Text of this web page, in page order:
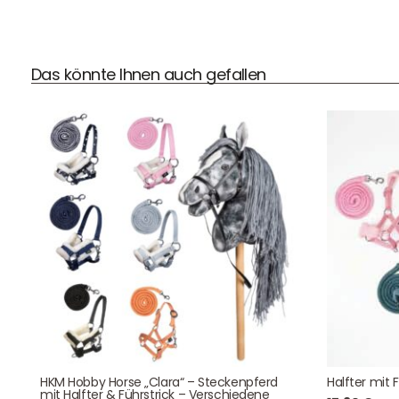
Das könnte Ihnen auch gefallen
HKM Hobby Horse „Clara“ – Steckenpferd
mit Halfter & Führstrick – Verschiedene
Halfter mit
DHL Versand
Der Spielzeug – Handel aus Haan, wir versenden mit DHL.
Schnell, sicher und zuverlässig.
Kontaktdaten
August-Macke-Weg 17,
42781 Haan